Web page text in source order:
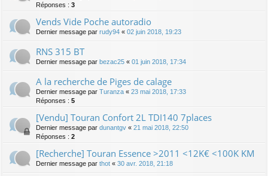
Réponses : 3
Vends Vide Poche autoradio
Dernier message par rudy94 « 02 juin 2018, 19:23
RNS 315 BT
Dernier message par bezac25 « 01 juin 2018, 17:34
A la recherche de Piges de calage
Dernier message par Turanza « 23 mai 2018, 17:33
Réponses : 5
[Vendu] Touran Confort 2L TDI140 7places
Dernier message par dunantgv « 21 mai 2018, 22:50
Réponses : 2
[Recherche] Touran Essence >2011 <12K€ <100K KM
Dernier message par thot « 30 avr. 2018, 21:18